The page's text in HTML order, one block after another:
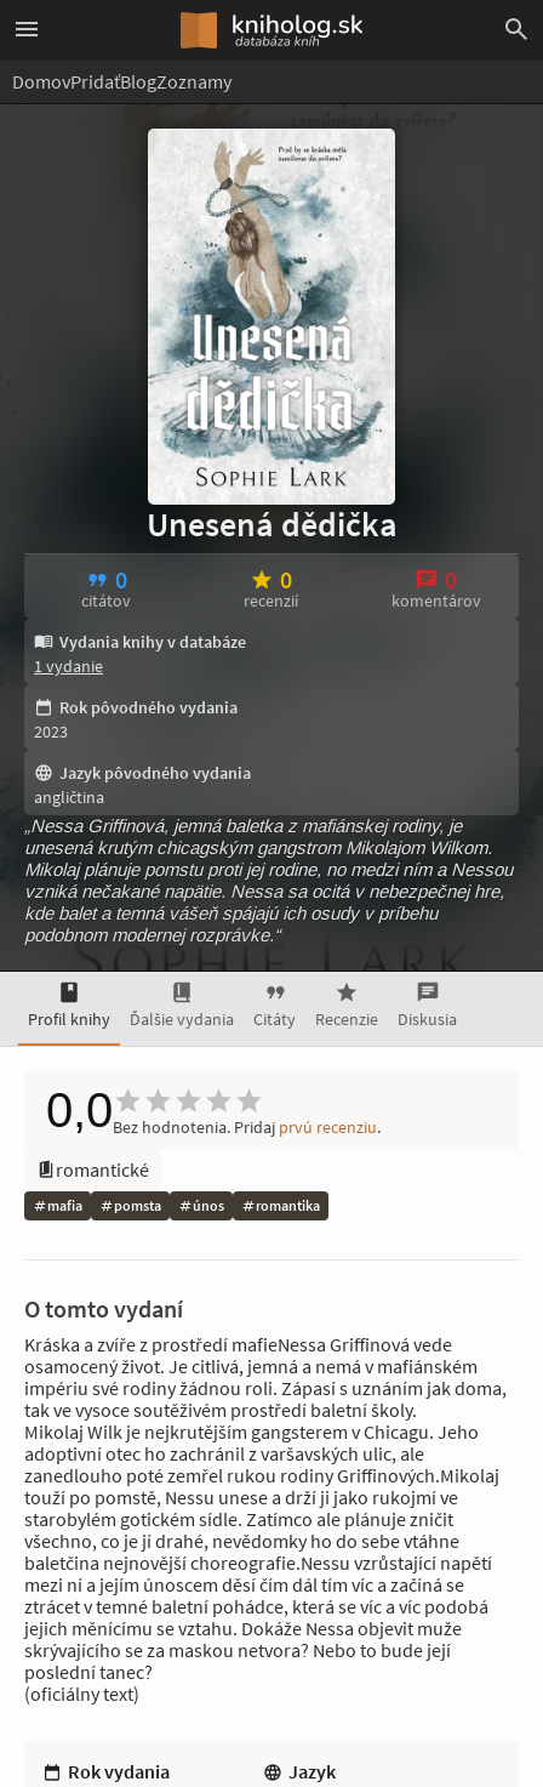
DomovPridaťBlogZoznamy
Unesená dědička
0
citátov
0
recenzií
0
komentárov
Vydania knihy v databáze
1 vydanie
Rok pôvodného vydania
2023
Jazyk pôvodného vydania
angličtina
„Nessa Griffinová, jemná baletka z mafiánskej rodiny, je
unesená krutým chicagským gangstrom Mikolajom Wilkom.
Mikolaj plánuje pomstu proti jej rodine, no medzi ním a Nessou
vzniká nečakané napätie. Nessa sa ocitá v nebezpečnej hre,
kde balet a temná vášeň spájajú ich osudy v príbehu
podobnom modernej rozprávke.“
Profil knihy Ďalšie vydania Citáty Recenzie Diskusia
0,0Bez hodnotenia. Pridaj prvú recenziu.
romantické
mafia pomsta únos romantika
O tomto vydaní
Kráska a zvíře z prostředí mafieNessa Griffinová vede
osamocený život. Je citlivá, jemná a nemá v mafiánském
impériu své rodiny žádnou roli. Zápasí s uznáním jak doma,
tak ve vysoce soutěživém prostředí baletní školy.
Mikolaj Wilk je nejkrutějším gangsterem v Chicagu. Jeho
adoptivní otec ho zachránil z varšavských ulic, ale
zanedlouho poté zemřel rukou rodiny Griffinových.Mikolaj
touží po pomstě, Nessu unese a drží ji jako rukojmí ve
starobylém gotickém sídle. Zatímco ale plánuje zničit
všechno, co je jí drahé, nevědomky ho do sebe vtáhne
baletčina nejnovější choreografie.Nessu vzrůstající napětí
mezi ní a jejím únoscem děsí čím dál tím víc a začíná se
ztrácet v temné baletní pohádce, která se víc a víc podobá
jejich měnícímu se vztahu. Dokáže Nessa objevit muže
skrývajícího se za maskou netvora? Nebo to bude její
poslední tanec?
(oficiálny text)
Rok vydania
Jazyk